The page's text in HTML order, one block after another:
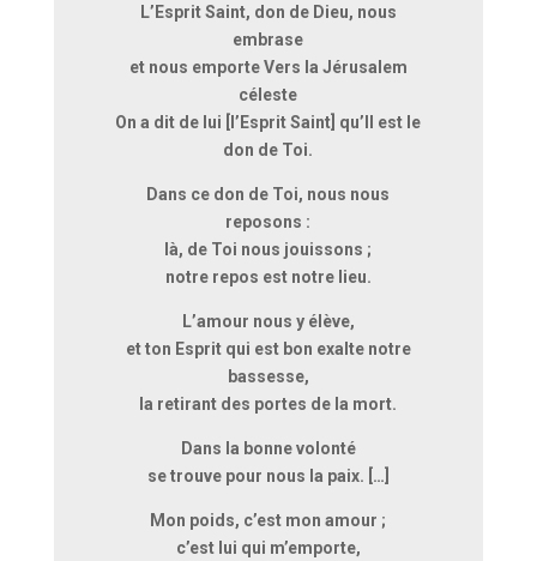
L’Esprit Saint, don de Dieu, nous
embrase
et nous emporte Vers la Jérusalem
céleste
On a dit de lui [l’Esprit Saint] qu’Il est le
don de Toi.
Dans ce don de Toi, nous nous
reposons :
là, de Toi nous jouissons ;
notre repos est notre lieu.
L’amour nous y élève,
et ton Esprit qui est bon exalte notre
bassesse,
la retirant des portes de la mort.
Dans la bonne volonté
se trouve pour nous la paix. […]
Mon poids, c’est mon amour ;
c’est lui qui m’emporte,